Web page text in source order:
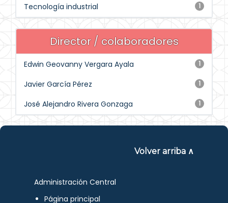
1
Tecnología industrial
Director / colaboradores
1
Edwin Geovanny Vergara Ayala
1
Javier García Pérez
1
José Alejandro Rivera Gonzaga
Volver arriba ∧
Administración Central
Página principal